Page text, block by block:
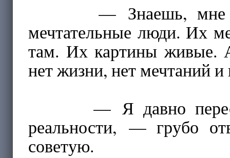
— Знаешь, мне
мечтательные люди. Их
там. Их картины живые.
нет жизни, нет мечтаний
— Я давно перестал
реальности, — грубо
советую.